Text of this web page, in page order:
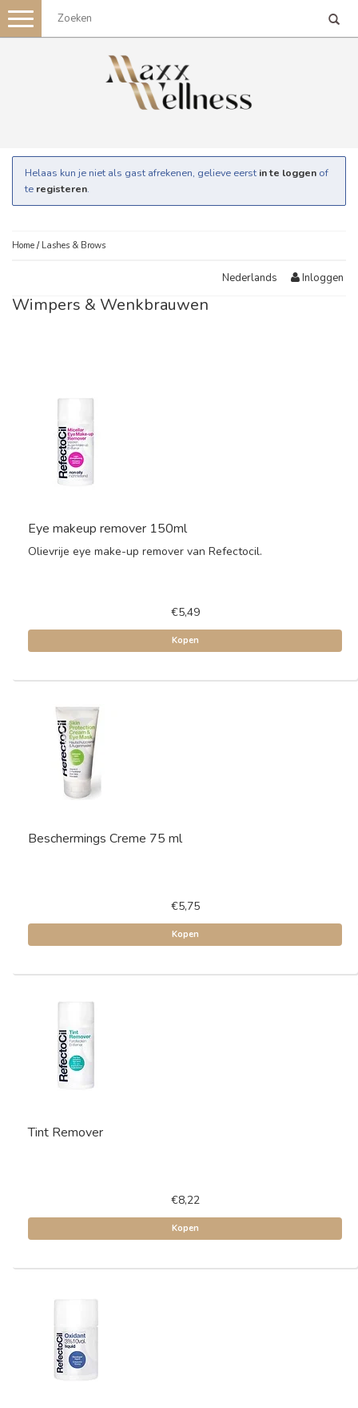
Toggle
navigation
Helaas kun je niet als gast afrekenen, gelieve eerst in te loggen of
te registeren.
Home / Lashes & Brows
Nederlands Inloggen
Wimpers & Wenkbrauwen
Eye makeup remover 150ml
Olievrije eye make-up remover van Refectocil.
€5,49
Kopen
Beschermings Creme 75 ml
€5,75
Kopen
Tint Remover
€8,22
Kopen